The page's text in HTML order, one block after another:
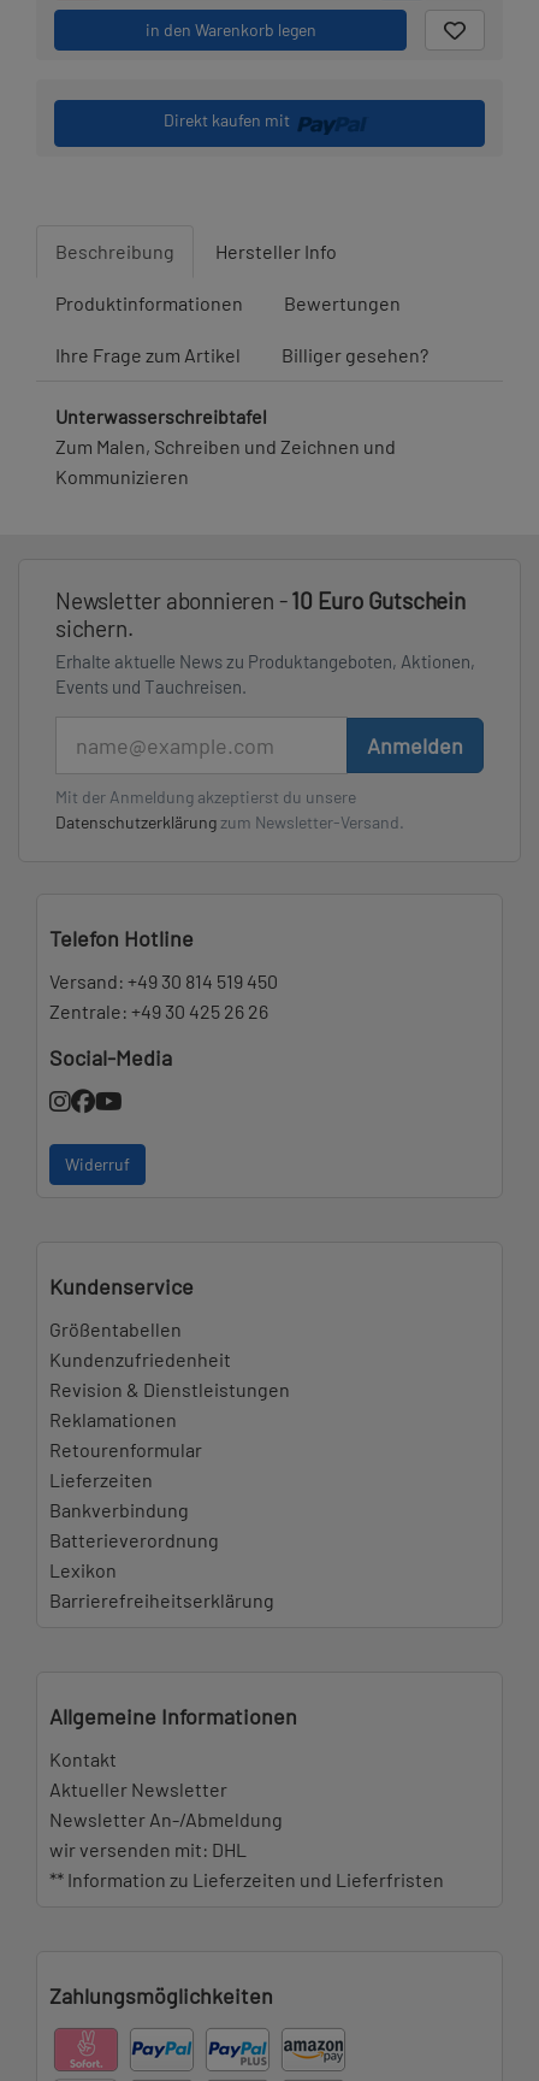
in den Warenkorb legen
Direkt kaufen mit
Beschreibung Hersteller Info
Produktinformationen Bewertungen
Ihre Frage zum Artikel Billiger gesehen?
Unterwasserschreibtafel
Zum Malen, Schreiben und Zeichnen und
Kommunizieren
Newsletter abonnieren -10 Euro Gutschein
sichern.
Erhalte aktuelle News zu Produktangeboten, Aktionen,
Events und Tauchreisen.
Anmelden
Mit der Anmeldung akzeptierst du unsere
Datenschutzerklärung zum Newsletter-Versand.
Telefon Hotline
Versand: +49 30 814 519 450
Zentrale: +49 30 425 26 26
Social-Media
Widerruf
Kundenservice
Größentabellen
Kundenzufriedenheit
Revision & Dienstleistungen
Reklamationen
Retourenformular
Lieferzeiten
Bankverbindung
Batterieverordnung
Lexikon
Barrierefreiheitserklärung
Allgemeine Informationen
Kontakt
Aktueller Newsletter
Newsletter An-/Abmeldung
wir versenden mit: DHL
** Information zu Lieferzeiten und Lieferfristen
Zahlungsmöglichkeiten